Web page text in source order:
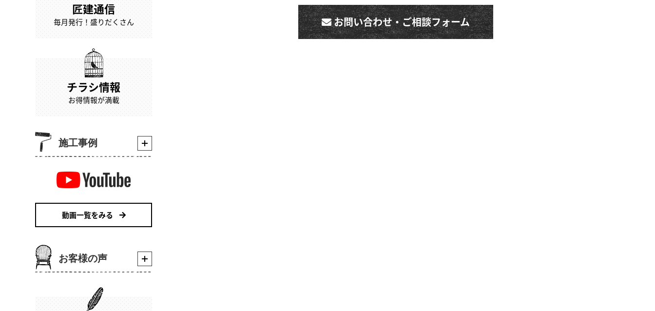
匠建通信
毎月発行！盛りだくさん
チラシ情報
お得情報が満載
施工事例
動画一覧をみる
お客様の声
お問い合わせ・ご相談フォーム